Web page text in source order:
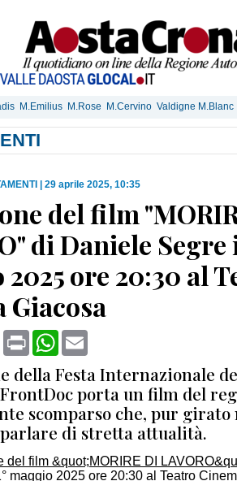
M.Emilius M.Rose M.Cervino Valdigne M.Blanc
29 aprile 2025, 10:35
del film
di Daniele Segre
ore 20:30 al
Giacosa
X Print WhatsApp
della Festa Internazionale
porta un film del
scomparso che, pur girato
di stretta attualità.